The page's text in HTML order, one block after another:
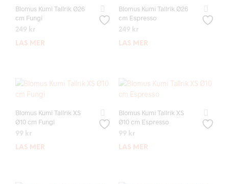
Blomus Kumi Tallrik Ø26
cm Fungi
249 kr
LÄS MER
Blomus Kumi Tallrik Ø26
cm Espresso
249 kr
LÄS MER
Blomus Kumi Tallrik XS
Ø10 cm Fungi
99 kr
LÄS MER
Blomus Kumi Tallrik XS
Ø10 cm Espresso
99 kr
LÄS MER